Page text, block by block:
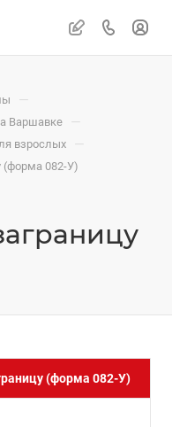
—
Варшавке —
взрослых —
082-У)
(форма 082-У)